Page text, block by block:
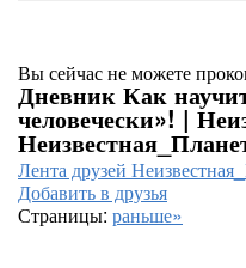
Вы сейчас не можете
Дневник Как
человечески»! |
Лента друзей
Добавить в друзья
Страницы: раньше»